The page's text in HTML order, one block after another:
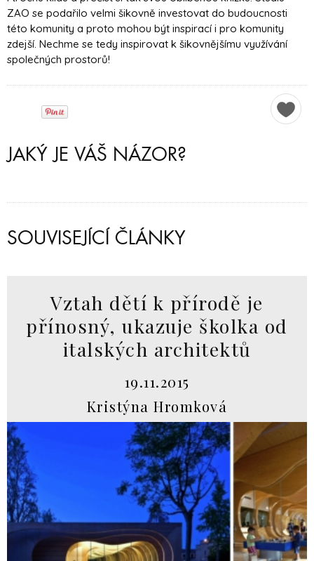
ZAO se podařilo velmi šikovně investovat do budoucnosti
této komunity a proto mohou být inspirací i pro komunity
zdejší. Nechme se tedy inspirovat k šikovnějšímu využívání
společných prostorů!
JAKÝ JE VÁŠ NÁZOR?
SOUVISEJÍCÍ ČLÁNKY
Vztah dětí k přírodě je
přínosný, ukazuje školka od
italských architektů
19.11.2015
Kristýna Hromková